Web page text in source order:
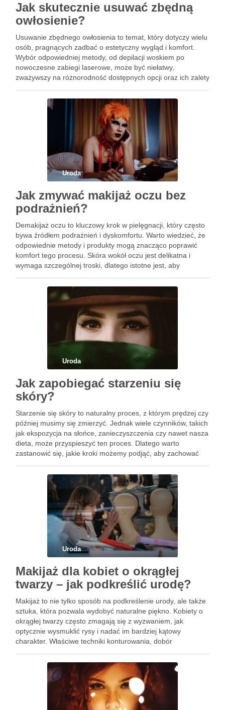
Jak skutecznie usuwać zbędną
owłosienie?
Usuwanie zbędnego owłosienia to temat, który dotyczy wielu
osób, pragnących zadbać o estetyczny wygląd i komfort.
Wybór odpowiedniej metody, od depilacji woskiem po
nowoczesne zabiegi laserowe, może być niełatwy,
zważywszy na różnorodność dostępnych opcji oraz ich zalety
przeciwwskazania, które warto …
Uroda
Jak zmywać makijaż oczu bez
podrażnień?
Demakijaż oczu to kluczowy krok w pielęgnacji, który często
bywa źródłem podrażnień i dyskomfortu. Warto wiedzieć, że
odpowiednie metody i produkty mogą znacząco poprawić
komfort tego procesu. Skóra wokół oczu jest delikatna i
wymaga szczególnej troski, dlatego istotne jest, aby
techniki demakijażu. Unikanie powszechnych …
Uroda
Jak zapobiegać starzeniu się
skóry?
Starzenie się skóry to naturalny proces, z którym prędzej czy
później musimy się zmierzyć. Jednak wiele czynników, takich
jak ekspozycja na słońce, zanieczyszczenia czy nawet nasza
dieta, może przyspieszyć ten proces. Dlatego warto
zastanowić się, jakie kroki możemy podjąć, aby zachować
pielęgnacyjnych, przez …
Uroda
Makijaż dla kobiet o okrągłej
twarzy – jak podkreślić urodę?
Makijaż to nie tylko sposób na podkreślenie urody, ale także
sztuka, która pozwala wydobyć naturalne piękno. Kobiety o
okrągłej twarzy często zmagają się z wyzwaniem, jak
optycznie wysmuklić rysy i nadać im bardziej kątowy
charakter. Właściwe techniki konturowania, dobór
dobrany podkład mogą zdziałać …